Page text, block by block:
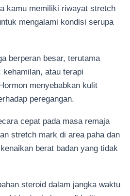
kamu memiliki riwayat stretch
mengalami kondisi serupa
berperan besar, terutama
atau terapi
menyebabkan kulit
peregangan.
cepat pada masa remaja
stretch mark di area paha dan
berat badan yang tidak
steroid dalam jangka waktu